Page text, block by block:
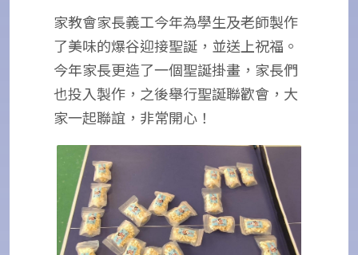
家教會家長義工今年為學生及老師製作
了美味的爆谷迎接聖誕，並送上祝福。
今年家長更造了一個聖誕掛畫，家長們
也投入製作，之後舉行聖誕聯歡會，大
家一起聯誼，非常開心！